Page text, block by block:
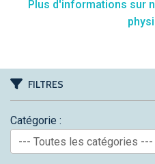
Plus d'informations sur
FILTRES
Catégorie :
--- Toutes les catégories ---